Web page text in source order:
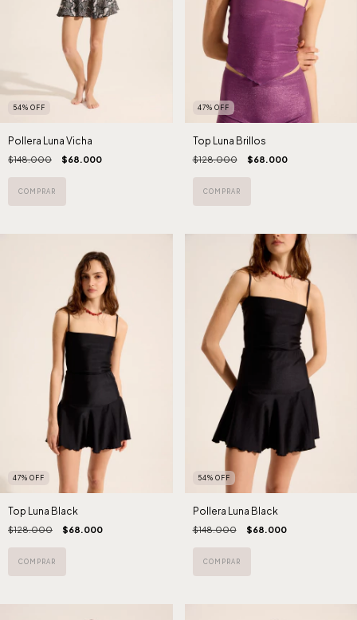
54% OFF
Pollera Luna Vicha
$148.000 $68.000
COMPRAR
47% OFF
Top Luna Brillos
$128.000 $68.000
COMPRAR
47% OFF
Top Luna Black
$128.000 $68.000
COMPRAR
54% OFF
Pollera Luna Black
$148.000 $68.000
COMPRAR